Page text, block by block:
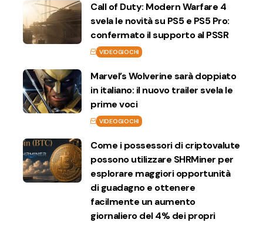
Call of Duty: Modern Warfare 4
svela le novità su PS5 e PS5 Pro:
confermato il supporto al PSSR
VIDEOGIOCHI
Marvel’s Wolverine sarà doppiato
in italiano: il nuovo trailer svela le
prime voci
VIDEOGIOCHI
Come i possessori di criptovalute
possono utilizzare SHRMiner per
esplorare maggiori opportunità
di guadagno e ottenere
facilmente un aumento
giornaliero del 4% dei propri